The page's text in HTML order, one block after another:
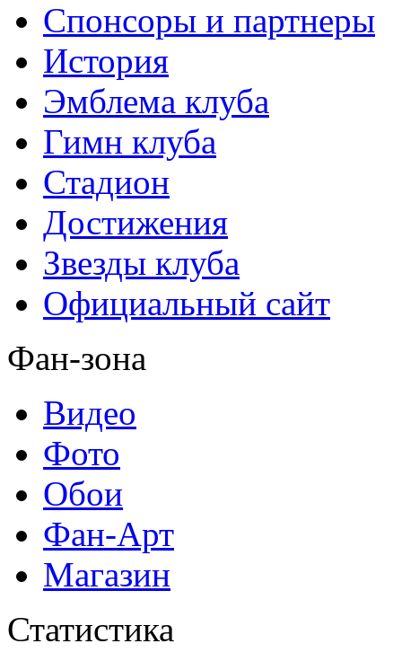
Спонсоры и партнеры
История
Эмблема клуба
Гимн клуба
Стадион
Достижения
Звезды клуба
Официальный сайт
Фан-зона
Видео
Фото
Обои
Фан-Арт
Магазин
Статистика